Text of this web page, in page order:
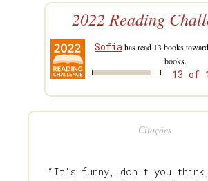
2022 Reading
Sofiahas read 13 books
books.
13 of
Citações
“It's funny, don't you